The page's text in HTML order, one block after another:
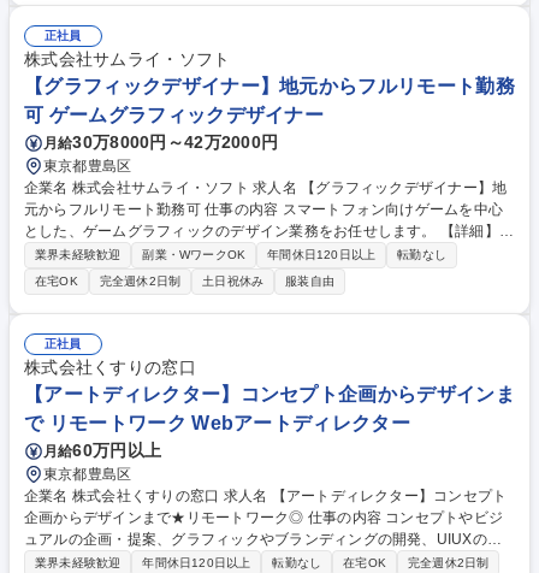
イダーになることが主なミッションです。 ■プロジェクト推進：進捗・タ
スク・スケジュール管理 ■EC運営ディレクション：海外チーム（マレーシ
ア）への依頼・進行管理 ■クライアント対応：定例会資料作成、各種調整
■物流・在庫管理：入出荷管理、倉庫連携 募集職種 【越境EC】日系ブラ
ンド（化粧品・消費財・アパレル等）の海外進出支援
正社員
株式会社サムライ・ソフト
【グラフィックデザイナー】地元からフルリモート勤務
可 ゲームグラフィックデザイナー
月給30万8000円～42万2000円
東京都豊島区
企業名 株式会社サムライ・ソフト 求人名 【グラフィックデザイナー】地
元からフルリモート勤務可 仕事の内容 スマートフォン向けゲームを中心
とした、ゲームグラフィックのデザイン業務をお任せします。 【詳細】・
ゲームグラフィックのデザイン ・世界観を構築するコンセプトアートの制
作 【ゲーム一例】・ブロックチェーンゲーム／NFTゲーム （フロントエ
ンド・バックエンド両面での開発が可能） ・配信アプリ内ゲーム （配信
内でのコミュニケーションを生み出すゲームを開発中） 募集職種 【グラ
フィックデザイナー】地元からフルリモート勤務可
業界未経験歓迎 副業・WワークOK 年間休日120日以上
転勤なし
在宅OK
完全週休2日制 土日祝休み 服装自由
正社員
株式会社くすりの窓口
【アートディレクター】コンセプト企画からデザインま
で リモートワーク Webアートディレクター
月給60万円以上
東京都豊島区
企業名 株式会社くすりの窓口 求人名 【アートディレクター】コンセプト
企画からデザインまで★リモートワーク◎ 仕事の内容 コンセプトやビジ
ュアルの企画・提案、グラフィックやブランディングの開発、UIUXの設
計、各種アウトプットのアートディレクション・デザイン業務を企画段階
業界未経験歓迎 年間休日120日以上 転勤なし 在宅OK
完全週休2日制